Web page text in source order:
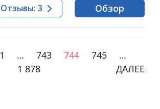
Отзывы: 3 Обзор
1 … 743 744 745
…
1 878
ДАЛЕЕ